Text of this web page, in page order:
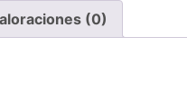
(0)